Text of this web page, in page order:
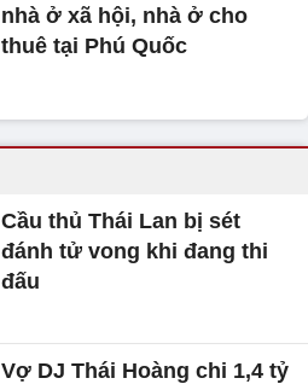
nhà ở xã hội, nhà ở cho
thuê tại Phú Quốc
Cầu thủ Thái Lan bị sét
đánh tử vong khi đang thi
đấu
Vợ DJ Thái Hoàng chi 1,4 tỷ